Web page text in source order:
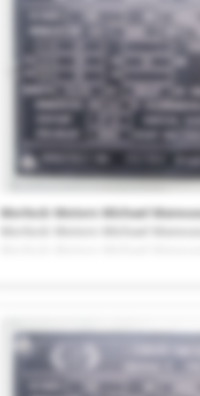
Morlock Motors Michael
Morlock Motors Michael
Morlock Motors Michael
Morlock Motors Michael
Morlock Motors Michael
Morlock Motors Michael
Morlock Motors Michael